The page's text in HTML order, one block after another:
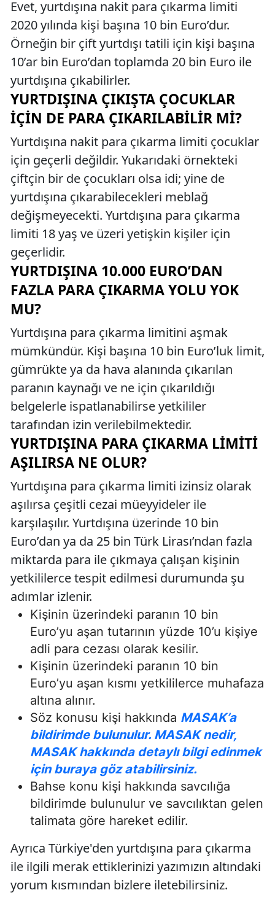
Evet, yurtdışına nakit para çıkarma limiti
2020 yılında kişi başına 10 bin Euro’dur.
Örneğin bir çift yurtdışı tatili için kişi başına
10’ar bin Euro’dan toplamda 20 bin Euro ile
yurtdışına çıkabilirler.
YURTDIŞINA ÇIKIŞTA ÇOCUKLAR
İÇIN DE PARA ÇIKARILABILIR MI?
Yurtdışına nakit para çıkarma limiti çocuklar
için geçerli değildir. Yukarıdaki örnekteki
çiftçin bir de çocukları olsa idi; yine de
yurtdışına çıkarabilecekleri meblağ
değişmeyecekti. Yurtdışına para çıkarma
limiti 18 yaş ve üzeri yetişkin kişiler için
geçerlidir.
YURTDIŞINA 10.000 EURO’DAN
FAZLA PARA ÇIKARMA YOLU YOK
MU?
Yurtdışına para çıkarma limitini aşmak
mümkündür. Kişi başına 10 bin Euro’luk limit,
gümrükte ya da hava alanında çıkarılan
paranın kaynağı ve ne için çıkarıldığı
belgelerle ispatlanabilirse yetkililer
tarafından izin verilebilmektedir.
YURTDIŞINA PARA ÇIKARMA LIMITI
AŞILIRSA NE OLUR?
Yurtdışına para çıkarma limiti izinsiz olarak
aşılırsa çeşitli cezai müeyyideler ile
karşılaşılır. Yurtdışına üzerinde 10 bin
Euro’dan ya da 25 bin Türk Lirası’ndan fazla
miktarda para ile çıkmaya çalışan kişinin
yetkililerce tespit edilmesi durumunda şu
adımlar izlenir.
Kişinin üzerindeki paranın 10 bin
Euro’yu aşan tutarının yüzde 10’u kişiye
adli para cezası olarak kesilir.
Kişinin üzerindeki paranın 10 bin
Euro’yu aşan kısmı yetkililerce muhafaza
altına alınır.
Söz konusu kişi hakkında MASAK’a
bildirimde bulunulur. MASAK nedir,
MASAK hakkında detaylı bilgi edinmek
için buraya göz atabilirsiniz.
Bahse konu kişi hakkında savcılığa
bildirimde bulunulur ve savcılıktan gelen
talimata göre hareket edilir.
Ayrıca Türkiye'den yurtdışına para çıkarma
ile ilgili merak ettiklerinizi yazımızın altındaki
yorum kısmından bizlere iletebilirsiniz.